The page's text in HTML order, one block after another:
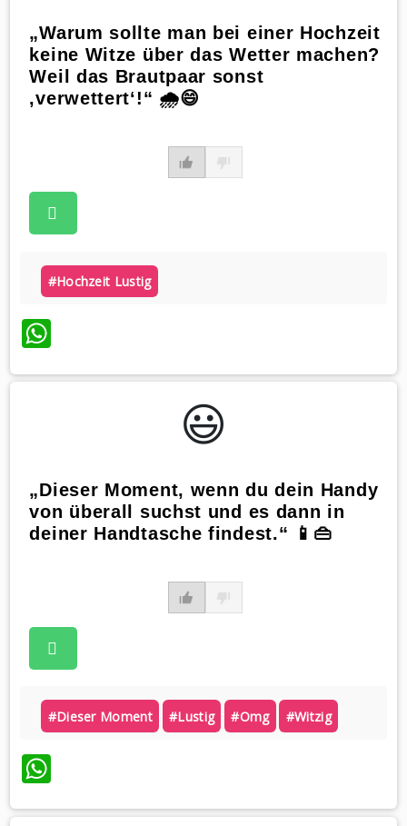
„Warum sollte man bei einer Hochzeit
keine Witze über das Wetter machen?
Weil das Brautpaar sonst
‚verwettert‘!“ 🌧️😄
#hochzeit Lustig
WhatsApp
😃️
„Dieser Moment, wenn du dein Handy
von überall suchst und es dann in
deiner Handtasche findest.“ 📱👜
#dieser Moment #lustig #omg #witzig
WhatsApp